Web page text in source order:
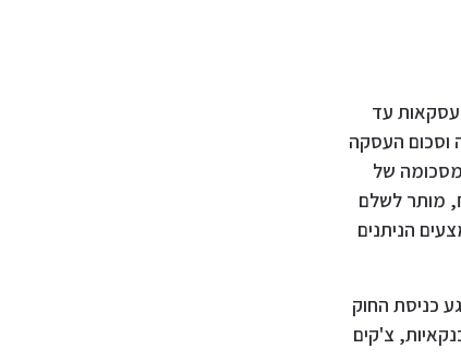
מדובר בעסקאות עד
וסכום העסקה
את התשלום במזומן על יותר מ-10 אחוזים מסכומה של
לצורך המחשה: היה ורכשתם מערכת ישיבה לסלון במחיר של 12,000 ₪, מותר לשלם
יש לשלם באמצעים הניתנים
כניסת החוק
העברות בנקאיות, צ'קים